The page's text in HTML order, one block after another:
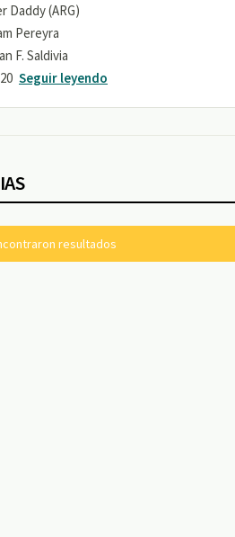
Daddy (ARG)
Pereyra
F. Saldivia
Seguir leyendo
resultados